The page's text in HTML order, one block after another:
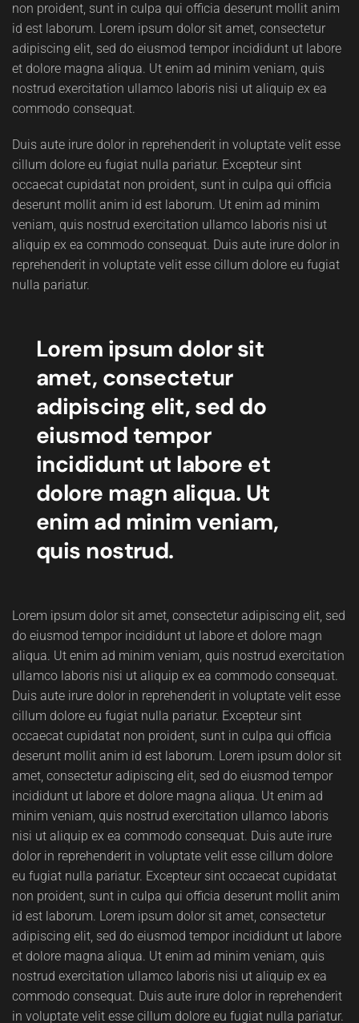
non proident, sunt in culpa qui officia deserunt mollit anim
id est laborum. Lorem ipsum dolor sit amet, consectetur
adipiscing elit, sed do eiusmod tempor incididunt ut labore
et dolore magna aliqua. Ut enim ad minim veniam, quis
nostrud exercitation ullamco laboris nisi ut aliquip ex ea
commodo consequat.
Duis aute irure dolor in reprehenderit in voluptate velit esse
cillum dolore eu fugiat nulla pariatur. Excepteur sint
occaecat cupidatat non proident, sunt in culpa qui officia
deserunt mollit anim id est laborum. Ut enim ad minim
veniam, quis nostrud exercitation ullamco laboris nisi ut
aliquip ex ea commodo consequat. Duis aute irure dolor in
reprehenderit in voluptate velit esse cillum dolore eu fugiat
nulla pariatur.
Lorem ipsum dolor sit
amet, consectetur
adipiscing elit, sed do
eiusmod tempor
incididunt ut labore et
dolore magn aliqua. Ut
enim ad minim veniam,
quis nostrud.
Lorem ipsum dolor sit amet, consectetur adipiscing elit, sed
do eiusmod tempor incididunt ut labore et dolore magn
aliqua. Ut enim ad minim veniam, quis nostrud exercitation
ullamco laboris nisi ut aliquip ex ea commodo consequat.
Duis aute irure dolor in reprehenderit in voluptate velit esse
cillum dolore eu fugiat nulla pariatur. Excepteur sint
occaecat cupidatat non proident, sunt in culpa qui officia
deserunt mollit anim id est laborum. Lorem ipsum dolor sit
amet, consectetur adipiscing elit, sed do eiusmod tempor
incididunt ut labore et dolore magna aliqua. Ut enim ad
minim veniam, quis nostrud exercitation ullamco laboris
nisi ut aliquip ex ea commodo consequat. Duis aute irure
dolor in reprehenderit in voluptate velit esse cillum dolore
eu fugiat nulla pariatur. Excepteur sint occaecat cupidatat
non proident, sunt in culpa qui officia deserunt mollit anim
id est laborum. Lorem ipsum dolor sit amet, consectetur
adipiscing elit, sed do eiusmod tempor incididunt ut labore
et dolore magna aliqua. Ut enim ad minim veniam, quis
nostrud exercitation ullamco laboris nisi ut aliquip ex ea
commodo consequat. Duis aute irure dolor in reprehenderit
in voluptate velit esse cillum dolore eu fugiat nulla pariatur.